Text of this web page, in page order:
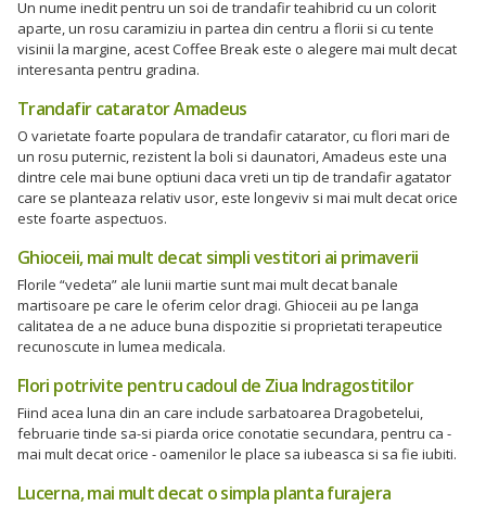
Un nume inedit pentru un soi de trandafir teahibrid cu un colorit
aparte, un rosu caramiziu in partea din centru a florii si cu tente
visinii la margine, acest Coffee Break este o alegere mai mult decat
interesanta pentru gradina.
Trandafir catarator Amadeus
O varietate foarte populara de trandafir catarator, cu flori mari de
un rosu puternic, rezistent la boli si daunatori, Amadeus este una
dintre cele mai bune optiuni daca vreti un tip de trandafir agatator
care se planteaza relativ usor, este longeviv si mai mult decat orice
este foarte aspectuos.
Ghioceii, mai mult decat simpli vestitori ai primaverii
Florile “vedeta” ale lunii martie sunt mai mult decat banale
martisoare pe care le oferim celor dragi. Ghioceii au pe langa
calitatea de a ne aduce buna dispozitie si proprietati terapeutice
recunoscute in lumea medicala.
Flori potrivite pentru cadoul de Ziua Indragostitilor
Fiind acea luna din an care include sarbatoarea Dragobetelui,
februarie tinde sa-si piarda orice conotatie secundara, pentru ca -
mai mult decat orice - oamenilor le place sa iubeasca si sa fie iubiti.
Lucerna, mai mult decat o simpla planta furajera